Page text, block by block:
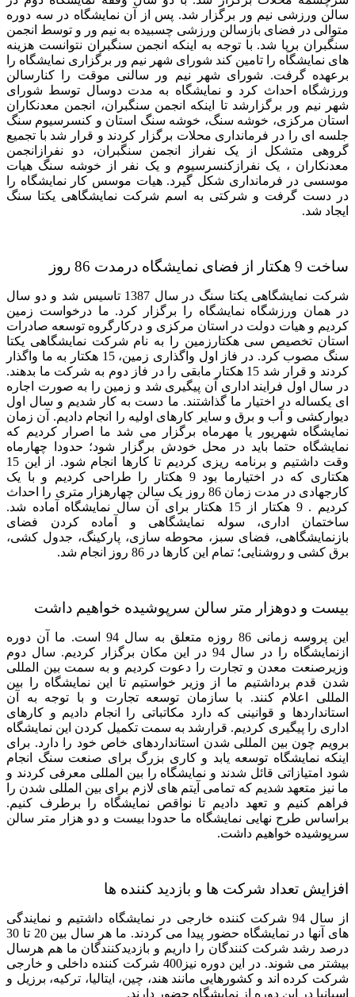
سالن ورزشی نیم ور برگزار شد. پس از آن نمایشگاه در سه دوره
متوالی در فضای بازسالن ورزشی چسبیده به نیم ور و توسط انجمن
سنگبران برپا شد. با توجه به اینکه انجمن سنگبران نتوانست هزینه
های نمایشگاه را تامین کند شورای شهر نیم ور برگزاری نمایشگاه را
برعهده گرفت. شورای شهر نیم ور سالنی موقت را کنارسالن
ورزشگاه احداث کرد و نمایشگاه به مدت دوسال توسط شورای
شهر نیم ور برگزارشد تا اینکه انجمن سنگبران، انجمن معدنکاران
استان مرکزی، خوشه سنگ، خوشه سنگ استان و کنسرسیوم سنگ
جلسه ای را در فرمانداری محلات برگزار کردند و قرار شد با تجمیع
گروهی متشکل از یک نفراز انجمن سنگبران، دو نفرازانجمن
معدنکاران ، یک نفرازکنسرسیوم و یک نفر از خوشه سنگ هیات
موسسی در فرمانداری شکل گیرد. هیات موسس کار نمایشگاه را
در دست گرفت و شرکتی به اسم شرکت نمایشگاهی یکتا سنگ
ایجاد شد.
ساخت 9 هکتار از فضای نمایشگاه درمدت 86 روز
شرکت نمایشگاهی یکتا سنگ در سال 1387 تاسیس شد و دو سال
در همان ورزشگاه نمایشگاه را برگزار کرد. ما درخواست زمین
کردیم و هیات دولت در استان مرکزی و درکارگروه توسعه صادرات
استان تخصیص سی هکتارزمین را به نام شرکت نمایشگاهی یکتا
سنگ مصوب کرد. در فاز اول واگذاری زمین، 15 هکتار به ما واگذار
کردند و قرار شد 15 هکتار مابقی را در فاز دوم به شرکت ما بدهند.
در سال اول فرایند اداری آن پیگیری شد و زمین را به صورت اجاره
ای یکساله در اختیار ما گذاشتند. ما دست به کار شدیم و سال اول
دیوارکشی و آب و برق و سایر کارهای اولیه را انجام دادیم. آن زمان
نمایشگاه شهریور یا مهرماه برگزار می شد ما اصرار کردیم که
نمایشگاه حتما باید در محل خودش برگزار شود؛ حدودا چهارماه
وقت داشتیم و برنامه ریزی کردیم تا کارها انجام شود. از این 15
هکتاری که در اختیارما بود 9 هکتار را طراحی کردیم و با یک
کارجهادی در مدت زمان 86 روز یک سالن چهارهزار متری را احداث
کردیم . 9 هکتار از 15 هکتار برای آن سال نمایشگاه آماده شد.
ساختمان اداری، سوله نمایشگاهی و آماده کردن فضای
بازنمایشگاهی، فضای سبز، محوطه سازی، پارکینگ، جدول کشی،
برق کشی و روشنایی؛ تمام این کارها در 86 روز انجام شد.
بیست و دوهزار متر سالن سرپوشیده خواهیم داشت
این پروسه زمانی 86 روزه متعلق به سال 94 است. ما آن دوره
ازنمایشگاه را در سال 94 در این مکان برگزار کردیم. سال دوم
وزیرصنعت معدن و تجارت را دعوت کردیم و به سمت بین المللی
شدن قدم برداشتیم ما از وزیر خواستیم تا این نمایشگاه را بین
المللی اعلام کنند. با سازمان توسعه تجارت و با توجه به آن
استانداردها و قوانینی که دارد مکاتباتی را انجام دادیم و کارهای
اداری را پیگیری کردیم. قرارشد به سمت تکمیل کردن این نمایشگاه
برویم چون بین المللی شدن استانداردهای خاص خود را دارد. برای
اینکه نمایشگاه توسعه یابد و کاری بزرگ برای صنعت سنگ انجام
شود امتیازاتی قائل شدند و نمایشگاه را بین المللی معرفی کردند و
ما نیز متعهد شدیم که تمامی آیتم های لازم برای بین المللی شدن را
فراهم کنیم و تعهد دادیم تا نواقص نمایشگاه را برطرف کنیم.
براساس طرح نهایی نمایشگاه ما حدودا بیست و دو هزار متر سالن
سرپوشیده خواهیم داشت.
افزایش تعداد شرکت ها و بازدید کننده ها
از سال 94 شرکت کننده خارجی در نمایشگاه داشتیم و نمایندگی
های آنها در نمایشگاه حضور پیدا می کردند. ما هر سال بین 20 تا 30
درصد رشد شرکت کنندگان را داریم و بازدیدکنندگان ما هم هرسال
بیشتر می شوند. در این دوره نیز400 شرکت کننده داخلی و خارجی
شرکت کرده اند و کشورهایی مانند هند، چین، ایتالیا، ترکیه، برزیل و
اسپانیا در این دوره از نمایشگاه حضور دارند.